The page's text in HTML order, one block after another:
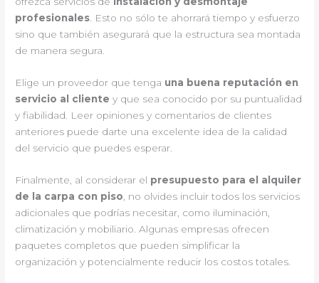
profesionales . Esto no sólo te ahorrará tiempo y esfuerzo
sino que también asegurará que la estructura sea montada
de manera segura.
Elige un proveedor que tenga una buena reputación en
servicio al cliente y que sea conocido por su puntualidad
y fiabilidad. Leer opiniones y comentarios de clientes
anteriores puede darte una excelente idea de la calidad
del servicio que puedes esperar.
Finalmente, al considerar el presupuesto para el alquiler
de la carpa con piso , no olvides incluir todos los servicios
adicionales que podrías necesitar, como iluminación,
climatización y mobiliario. Algunas empresas ofrecen
paquetes completos que pueden simplificar la
organización y potencialmente reducir los costos totales.